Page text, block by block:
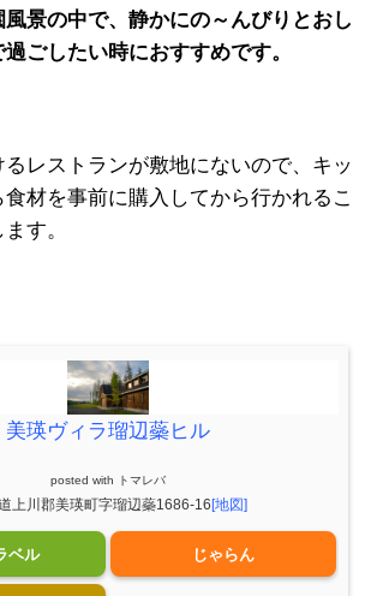
景の中で、静かにの～んびりとおし
ごしたい時におすすめです。
レストランが敷地にないので、キッ
材を事前に購入してから行かれるこ
す。
美瑛ヴィラ瑠辺蘂ヒル
posted with トマレバ
上川郡美瑛町字瑠辺蘂1686-16 [地図]
ベル じゃらん